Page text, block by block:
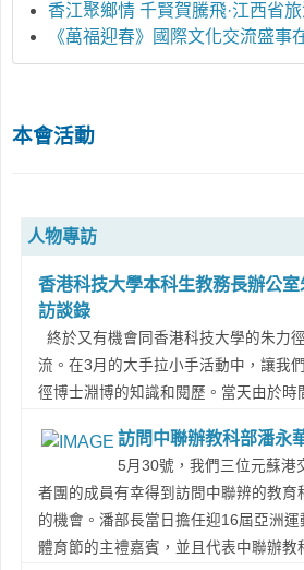
香江聚鄉情 千賢賀騰飛·江西省
《萬福迎春》國際文化交流盛
本會活動
人物專訪
香港科技大學本科生教務長辦公
訪談錄
終於又有機會同香港科技大學的朱力
流。在3月的大手拉小手活動中，讓我
徑博士淵博的知識和閱歷。當天由於時
這天終於來到。 我們地點選在了香港科
廚中餐廳。香港科技大學的校園美不甚
士聊天中開的玩笑，說他在北京香港科
介會時，就說港科大有的是“無敵海景”
住。香港科技大學也不愧對這個稱號。
訪問中聯辦教科部潘永
5月30號，我們三位元蘇港
者團的成員有幸得到訪問中聯辨的教育
的機會。潘部長當日擔任迎16屆亞洲
體育節的主禮嘉賓，並且代表中聯辦教